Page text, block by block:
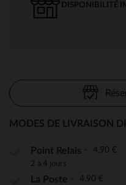
DISPONIBILITÉ
MODES DE LIVRAISON
Point Relais 4,90 €
2 à 4 jours
La Poste 4,90 €